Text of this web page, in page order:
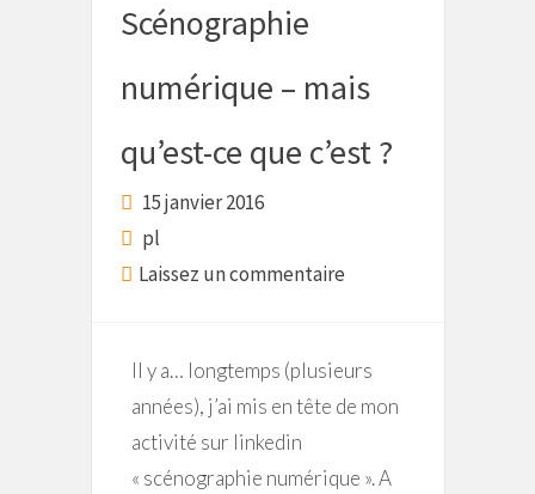
Scénographie
numérique – mais
qu’est-ce que c’est ?
15 janvier 2016
pl
Laissez un commentaire
Il y a… longtemps (plusieurs
années), j’ai mis en tête de mon
activité sur linkedin
« scénographie numérique ». A